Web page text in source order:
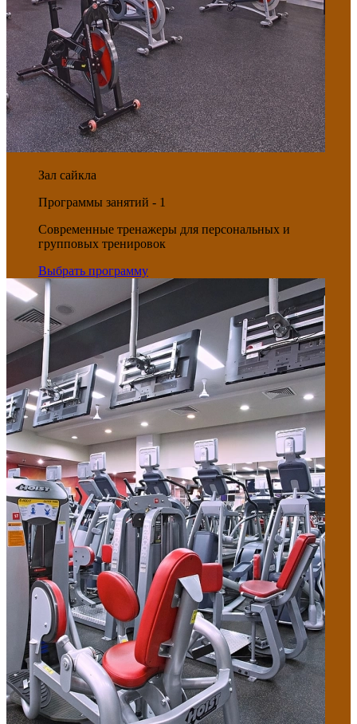
Зал сайкла
Программы занятий - 1
Современные тренажеры для персональных и
групповых тренировок
Выбрать программу